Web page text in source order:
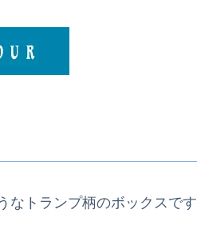
なトランプ柄のボックスです